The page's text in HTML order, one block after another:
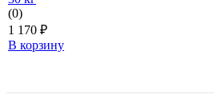
(0)
1 170 ₽
В корзину